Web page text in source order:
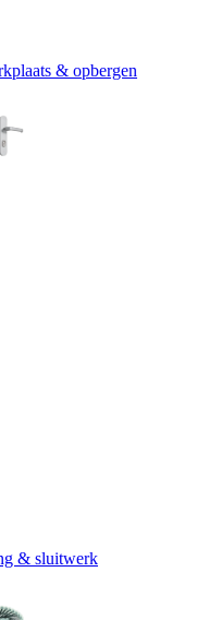
& opbergen
& sluitwerk